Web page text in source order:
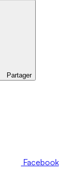
Partager
Facebook